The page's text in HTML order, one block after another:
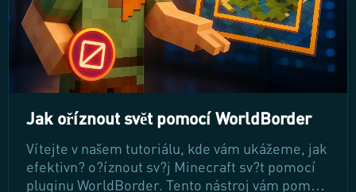
Jak oříznout svět pomocí WorldBorder
Vítejte v našem tutoriálu, kde vám ukážeme, jak
efektivn? o?íznout sv?j Minecraft sv?t pomocí
pluginu WorldBorder. Tento nástroj vám pom?